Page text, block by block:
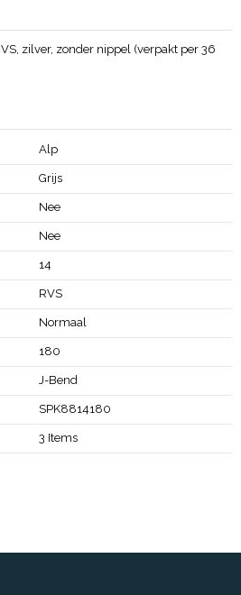
zilver, zonder nippel (verpakt per 36
Alp
Grijs
Nee
Nee
14
RVS
Normaal
180
J-Bend
SPK8814180
3 Items